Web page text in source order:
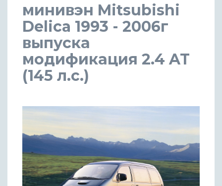
минивэн Mitsubishi
Delica 1993 - 2006г
выпуска
модификация 2.4 AT
(145 л.с.)